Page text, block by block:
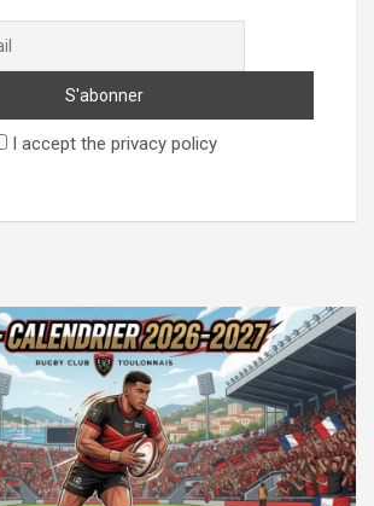
I accept the privacy policy